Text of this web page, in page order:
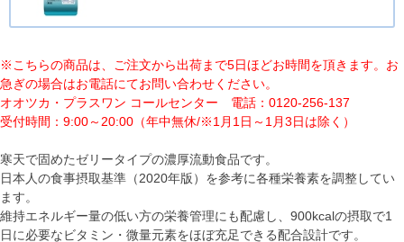
※こちらの商品は、ご注文から出荷まで5日ほどお時間を頂きます。お
急ぎの場合はお電話にてお問い合わせください。
オオツカ・プラスワン コールセンター 電話：0120-256-137
受付時間：9:00～20:00（年中無休/※1月1日～1月3日は除く）
寒天で固めたゼリータイプの濃厚流動食品です。
日本人の食事摂取基準（2020年版）を参考に各種栄養素を調整してい
ます。
維持エネルギー量の低い方の栄養管理にも配慮し、900kcalの摂取で1
日に必要なビタミン・微量元素をほぼ充足できる配合設計です。